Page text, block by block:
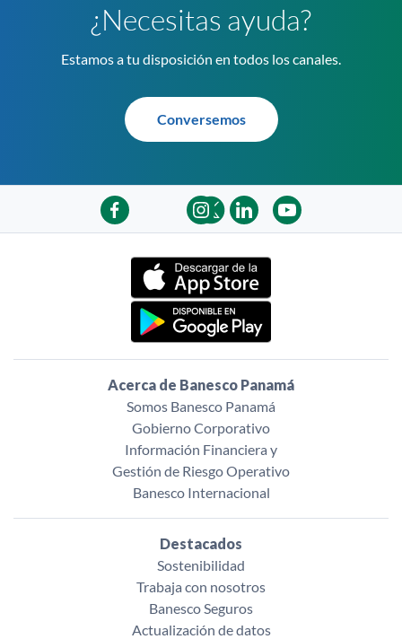
¿Necesitas ayuda?
Estamos a tu disposición en todos los canales.
Conversemos
Acerca de Banesco Panamá
Somos Banesco Panamá
Gobierno Corporativo
Información Financiera y
Gestión de Riesgo Operativo
Banesco Internacional
Destacados
Sostenibilidad
Trabaja con nosotros
Banesco Seguros
Actualización de datos